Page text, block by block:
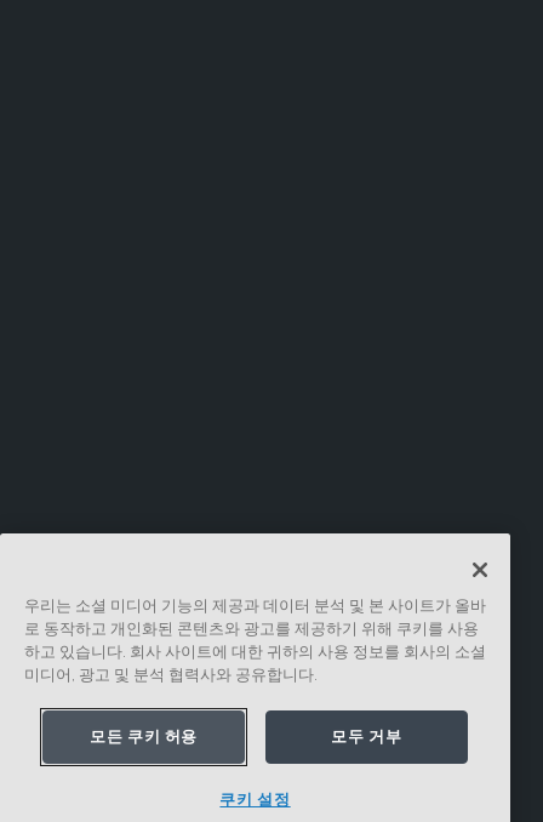
우리는 소셜 미디어 기능의 제공과 데이터 분석 및 본 사이트가 올바
로 동작하고 개인화된 콘텐츠와 광고를 제공하기 위해 쿠키를 사용
하고 있습니다. 회사 사이트에 대한 귀하의 사용 정보를 회사의 소셜
미디어, 광고 및 분석 협력사와 공유합니다.
모든 쿠키 허용 모두 거부
쿠키 설정